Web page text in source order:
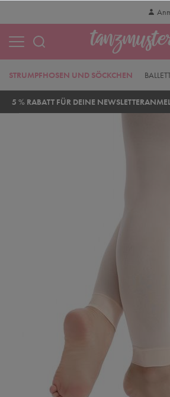
STRUMPFHOSEN UND SÖCKCHEN
5 % RABATT FÜR DEINE